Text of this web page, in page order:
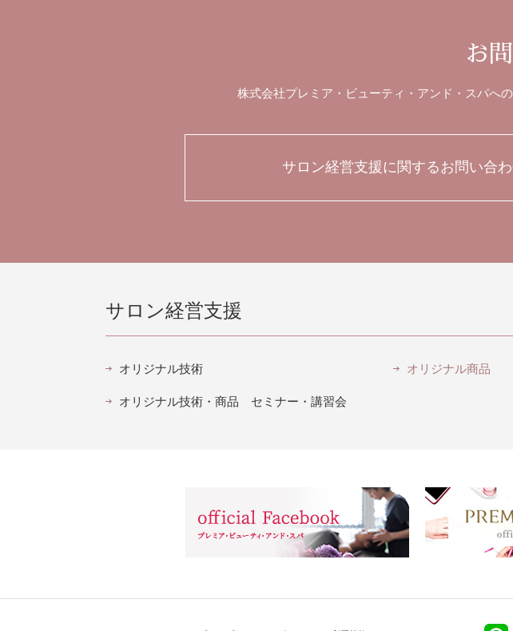
お
株式会社プレミア・ビューティ・アンド・スパへ
サロン経営支援に関するお問い合
サロン経営支援
オリジナル技術 オリジナル商品
オリジナル技術・商品 セミナー・講習会